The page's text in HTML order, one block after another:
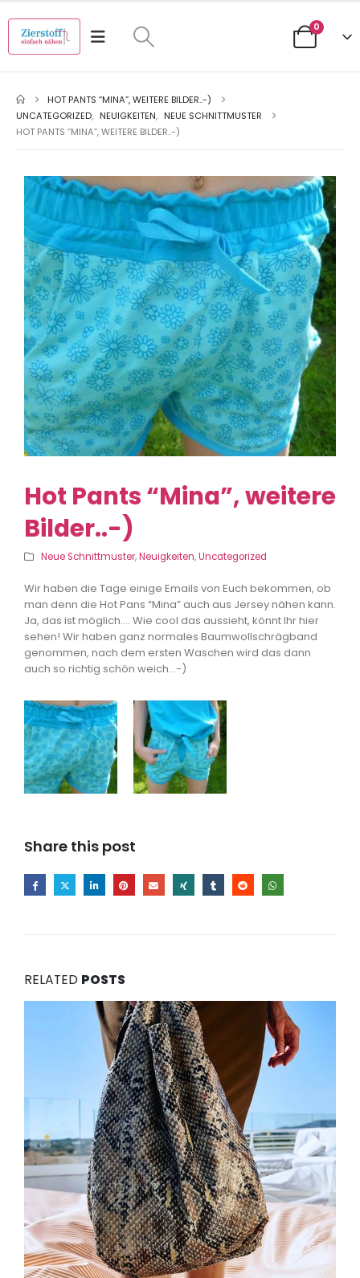
0
HOT PANTS “MINA”, WEITERE BILDER..-)
UNCATEGORIZED, NEUIGKEITEN, NEUE SCHNITTMUSTER
HOT PANTS “MINA”, WEITERE BILDER..-)
Hot Pants “Mina”, weitere
Bilder..-)
Neue Schnittmuster,Neuigkeiten,Uncategorized
Wir haben die Tage einige Emails von Euch bekommen, ob
man denn die Hot Pans “Mina” auch aus Jersey nähen kann.
Ja, das ist möglich…. Wie cool das aussieht, könnt Ihr hier
sehen! Wir haben ganz normales Baumwollschrägband
genommen, nach dem ersten Waschen wird das dann
auch so richtig schön weich…-)
Share this post
RELATED POSTS